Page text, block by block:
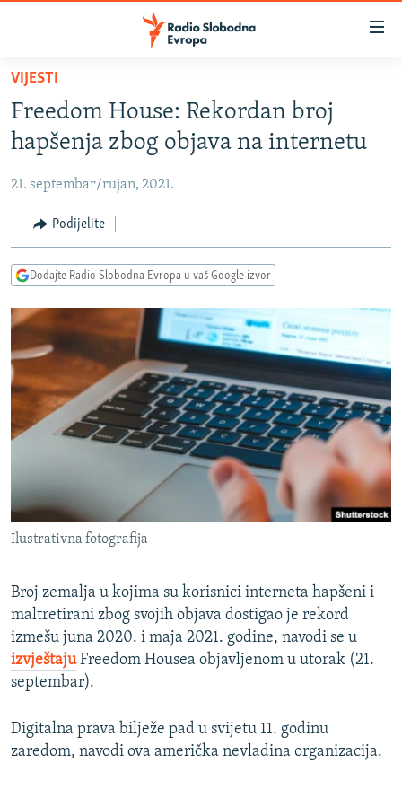
Pređite
glavni
sadržaj
Pređite
na
navigaciju
Pređite
na
BOSNA I HERCEGOVINA
SRBIJA
KOSOVO
CRNA GORA
VIDEO
FOTOGALERIJE
INFOGRAFIKE
PODCASTI
RAT U UKRAJINI
KINA NA BALKANU
RSE PRIČE IZ SVIJETA
ISPRIČAJ MI
SPECIJALI RSE
VIŠE OD NASLOVA
GENOCID U SREBRENICI
POPLAVE I KLIZIŠTA U BIH 2024.
TV LIBERTY
POST SCRIPTUM
MOJA EVROPA
SVE KARTE DEJTONA
PRATITE NAS
Sve RFE/RL stranice
VIJESTI
Freedom House: Rekordan broj
hapšenja zbog objava na internetu
21. septembar/rujan, 2021.
Podijelite
Dodajte Radio Slobodna Evropa u vaš Google izvor
Ilustrativna fotografija
Broj zemalja u kojima su korisnici interneta hapšeni i
maltretirani zbog svojih objava dostigao je rekord
izmešu juna 2020. i maja 2021. godine, navodi se u
izvještajuFreedom Housea objavljenom u utorak (21.
septembar).
Digitalna prava bilježe pad u svijetu 11. godinu
zaredom, navodi ova američka nevladina organizacija.